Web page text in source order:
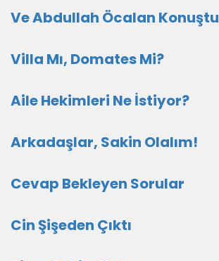
Ve Abdullah Öcalan Konuştu
Villa Mı, Domates Mi?
Aile Hekimleri Ne İstiyor?
Arkadaşlar, Sakin Olalım!
Cevap Bekleyen Sorular
Cin Şişeden Çıktı